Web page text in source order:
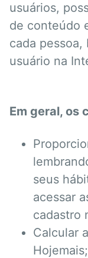
usuários,
de conteúdo
cada
usuário na
Em geral, os
seus
acessar
cadastro
Calcular
Hojemais;